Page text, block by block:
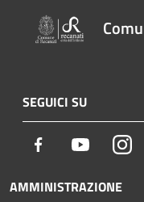
SEGUICI SU
Facebook Youtube
AMMINISTRAZIONE